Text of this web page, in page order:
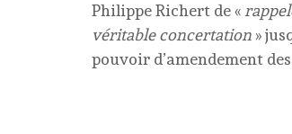
Philippe Richert de «
véritable concertation »
pouvoir d’amendement des